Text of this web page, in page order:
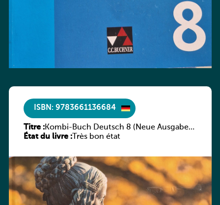
ISBN: 9783661136684
Titre :Kombi-Buch Deutsch 8 (Neue Ausgabe
Luxemburg)
État du livre :Très bon état